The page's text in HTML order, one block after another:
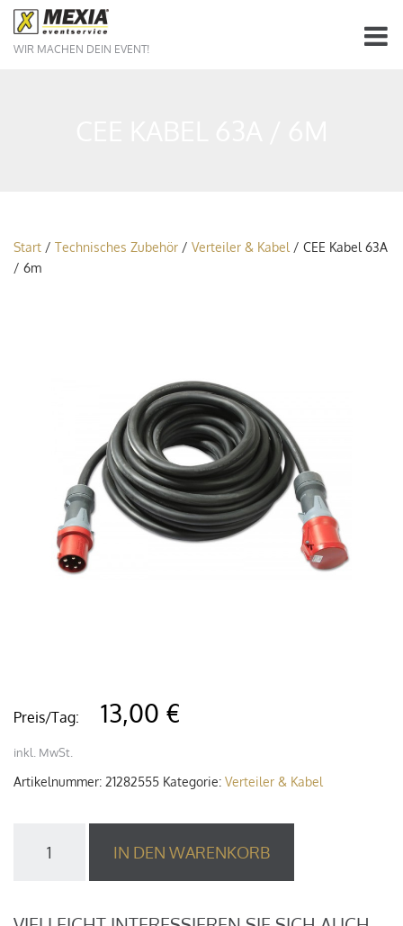
WIR MACHEN DEIN EVENT!
Start / Technisches Zubehör / Verteiler & Kabel / CEE Kabel 63A
/ 6m
Preis/Tag: 13,00 €
inkl. MwSt.
Artikelnummer: 21282555 Kategorie: Verteiler & Kabel
6m
IN DEN WARENKORB